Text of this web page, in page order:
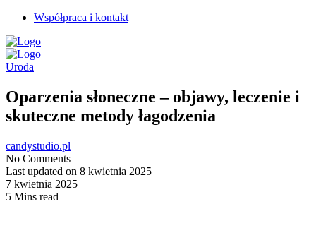
Współpraca i kontakt
Uroda
Oparzenia słoneczne – objawy, leczenie i
skuteczne metody łagodzenia
candystudio.pl
No Comments
Last updated on 8 kwietnia 2025
7 kwietnia 2025
5 Mins read